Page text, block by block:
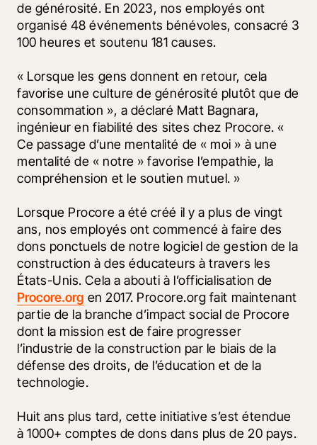
de générosité. En 2023, nos employés ont
organisé 48 événements bénévoles, consacré 3
100 heures et soutenu 181 causes.
« Lorsque les gens donnent en retour, cela
favorise une culture de générosité plutôt que de
consommation », a déclaré Matt Bagnara,
ingénieur en fiabilité des sites chez Procore. «
Ce passage d’une mentalité de « moi » à une
mentalité de « notre » favorise l’empathie, la
compréhension et le soutien mutuel. »
Lorsque Procore a été créé il y a plus de vingt
ans, nos employés ont commencé à faire des
dons ponctuels de notre logiciel de gestion de la
construction à des éducateurs à travers les
Procore.org en 2017. Procore.org fait maintenant
partie de la branche d’impact social de Procore
dont la mission est de faire progresser
l’industrie de la construction par le biais de la
défense des droits, de l’éducation et de la
technologie.
Huit ans plus tard, cette initiative s’est étendue
à 1000+ comptes de dons dans plus de 20 pays.